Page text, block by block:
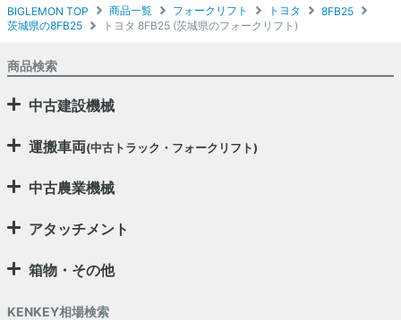
BIGLEMON TOP 商品一覧 フォークリフト トヨタ
8FB25
茨城県の8FB25
トヨタ 8FB25 (茨城県のフォークリフト)
商品検索
中古建設機械
運搬車両(中古トラック・フォークリフト)
中古農業機械
アタッチメント
箱物・その他
KENKEY相場検索